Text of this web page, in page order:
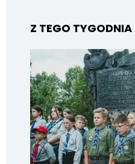
Z TEGO TYGODNIA